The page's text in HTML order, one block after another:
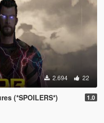
2.694 22
(*SPOILERS*) 1.0